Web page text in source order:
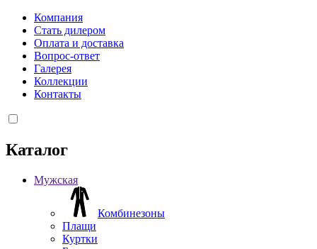
Компания
Стать дилером
Оплата и доставка
Вопрос-ответ
Галерея
Коллекции
Контакты
Каталог
Мужская
Комбинезоны
Плащи
Куртки